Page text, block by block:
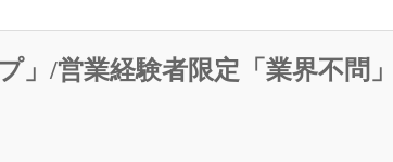
」/営業経験者限定「業界不問